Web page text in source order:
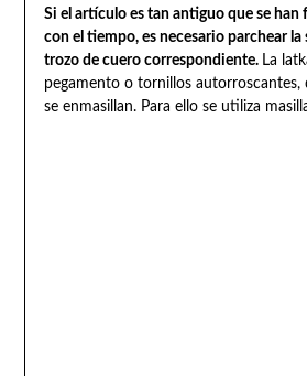
Si el artículo es tan antiguo que se han
con el tiempo, es necesario parchear la
trozo de cuero correspondiente. La
pegamento o tornillos autorroscantes,
se enmasillan. Para ello se utiliza